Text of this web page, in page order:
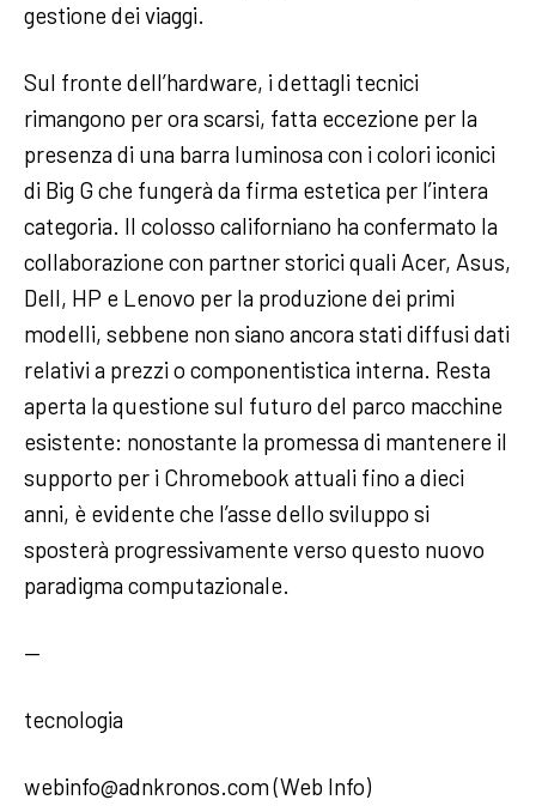
gestione dei viaggi.
Sul fronte dell’hardware, i dettagli tecnici
rimangono per ora scarsi, fatta eccezione per la
presenza di una barra luminosa con i colori iconici
di Big G che fungerà da firma estetica per l’intera
categoria. Il colosso californiano ha confermato la
collaborazione con partner storici quali Acer, Asus,
Dell, HP e Lenovo per la produzione dei primi
modelli, sebbene non siano ancora stati diffusi dati
relativi a prezzi o componentistica interna. Resta
aperta la questione sul futuro del parco macchine
esistente: nonostante la promessa di mantenere il
supporto per i Chromebook attuali fino a dieci
anni, è evidente che l’asse dello sviluppo si
sposterà progressivamente verso questo nuovo
paradigma computazionale.
—
tecnologia
webinfo@adnkronos.com (Web Info)